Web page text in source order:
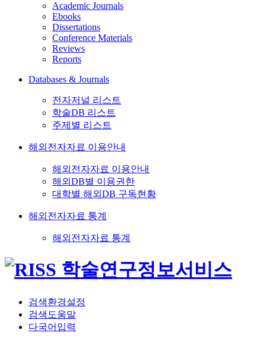
Academic Journals
Ebooks
Dissertations
Conference Materials
Reviews
Reports
Databases & Journals
전자저널 리스트
학술DB 리스트
주제별 리스트
해외전자자료 이용안내
해외전자자료 이용안내
해외DB별 이용권한
대학별 해외DB 구독현황
해외전자자료 통계
해외전자자료 통계
검색환경설정
검색도움말
다국어입력